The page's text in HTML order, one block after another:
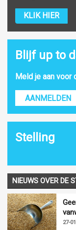
KLIK HIER
Blijf up to
Meld je aan voor
AANMELDEN
Stelling
NIEUWS OVER DE
27-